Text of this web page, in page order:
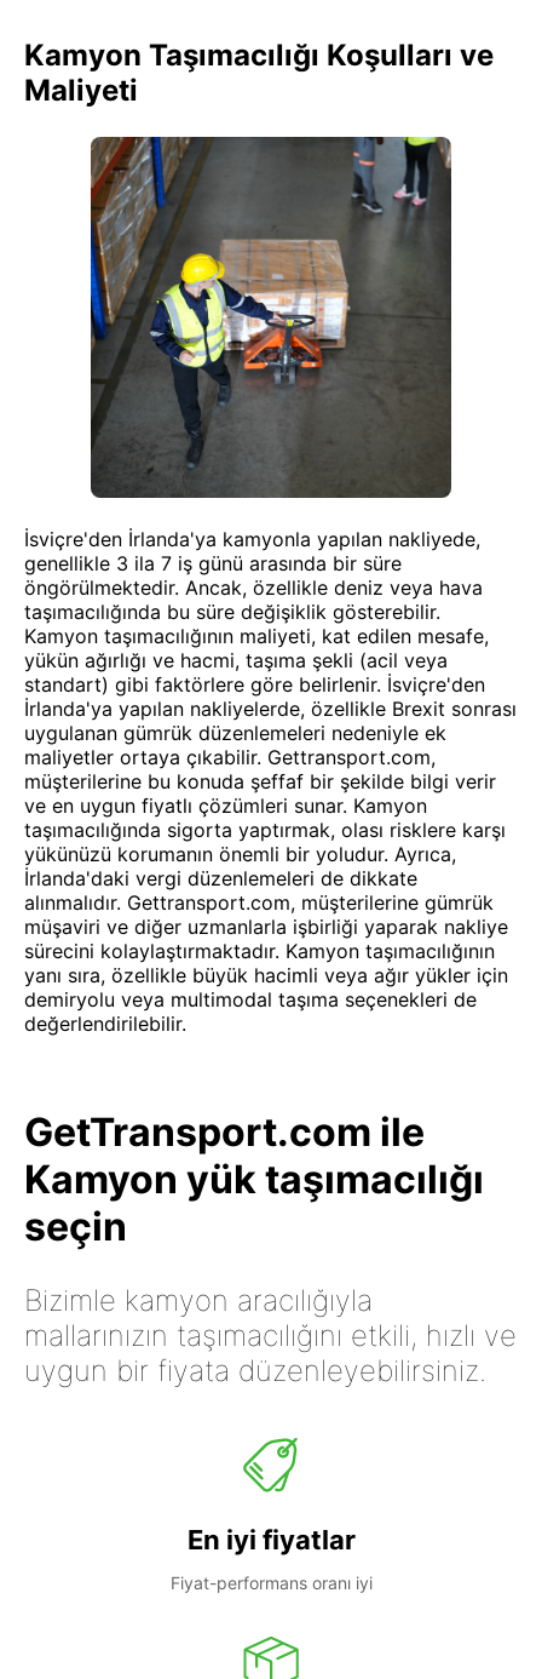
Kamyon Taşımacılığı Koşulları ve
Maliyeti
İsviçre'den İrlanda'ya kamyonla yapılan nakliyede,
genellikle 3 ila 7 iş günü arasında bir süre
öngörülmektedir. Ancak, özellikle deniz veya hava
taşımacılığında bu süre değişiklik gösterebilir.
Kamyon taşımacılığının maliyeti, kat edilen mesafe,
yükün ağırlığı ve hacmi, taşıma şekli (acil veya
standart) gibi faktörlere göre belirlenir. İsviçre'den
İrlanda'ya yapılan nakliyelerde, özellikle Brexit sonrası
uygulanan gümrük düzenlemeleri nedeniyle ek
maliyetler ortaya çıkabilir. Gettransport.com,
müşterilerine bu konuda şeffaf bir şekilde bilgi verir
ve en uygun fiyatlı çözümleri sunar. Kamyon
taşımacılığında sigorta yaptırmak, olası risklere karşı
yükünüzü korumanın önemli bir yoludur. Ayrıca,
İrlanda'daki vergi düzenlemeleri de dikkate
alınmalıdır. Gettransport.com, müşterilerine gümrük
müşaviri ve diğer uzmanlarla işbirliği yaparak nakliye
sürecini kolaylaştırmaktadır. Kamyon taşımacılığının
yanı sıra, özellikle büyük hacimli veya ağır yükler için
demiryolu veya multimodal taşıma seçenekleri de
değerlendirilebilir.
GetTransport.com ile
Kamyon yük taşımacılığı
seçin
Bizimle kamyon aracılığıyla
mallarınızın taşımacılığını etkili, hızlı ve
uygun bir fiyata düzenleyebilirsiniz.
En iyi fiyatlar
Fiyat-performans oranı iyi